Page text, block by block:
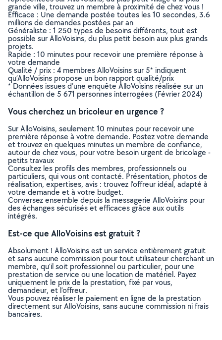
grande ville, trouvez un membre à proximité de chez vous !
Efficace : Une demande postée toutes les 10 secondes, 3.6
millions de demandes postées par an
Généraliste : 1 250 types de besoins différents, tout est
possible sur AlloVoisins, du plus petit besoin aux plus grands
projets.
Rapide : 10 minutes pour recevoir une première réponse à
votre demande
Qualité / prix : 4 membres AlloVoisins sur 5* indiquent
qu’AlloVoisins propose un bon rapport qualité/prix
* Données issues d’une enquête AlloVoisins réalisée sur un
échantillon de 5 671 personnes interrogées (Février 2024)
Vous cherchez un bricoleur en urgence ?
Sur AlloVoisins, seulement 10 minutes pour recevoir une
première réponse à votre demande. Postez votre demande
et trouvez en quelques minutes un membre de confiance,
autour de chez vous, pour votre besoin urgent de bricolage -
petits travaux
Consultez les profils des membres, professionnels ou
particuliers, qui vous ont contacté. Présentation, photos de
réalisation, expertises, avis : trouvez l'offreur idéal, adapté à
votre demande et à votre budget.
Conversez ensemble depuis la messagerie AlloVoisins pour
des échanges sécurisés et efficaces grâce aux outils
intégrés.
Est-ce que AlloVoisins est gratuit ?
Absolument ! AlloVoisins est un service entièrement gratuit
et sans aucune commission pour tout utilisateur cherchant un
membre, qu’il soit professionnel ou particulier, pour une
prestation de service ou une location de matériel. Payez
uniquement le prix de la prestation, fixé par vous,
demandeur, et l’offreur.
Vous pouvez réaliser le paiement en ligne de la prestation
directement sur AlloVoisins, sans aucune commission ni frais
bancaires.